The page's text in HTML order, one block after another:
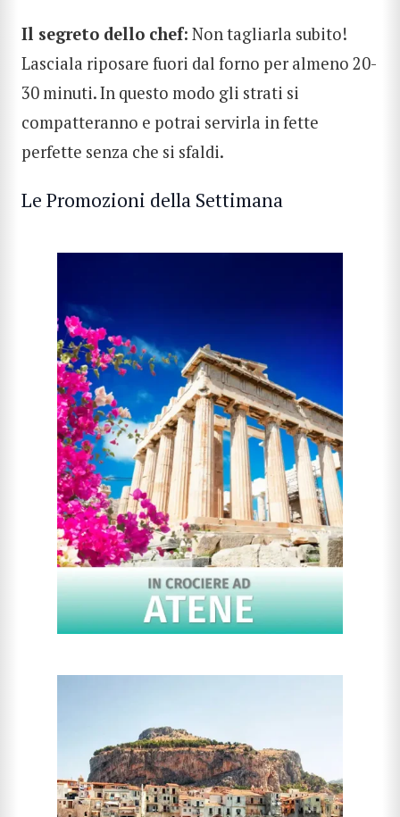
Il segreto dello chef: Non tagliarla subito!
Lasciala riposare fuori dal forno per almeno 20-
30 minuti. In questo modo gli strati si
compatteranno e potrai servirla in fette
perfette senza che si sfaldi.
Le Promozioni della Settimana